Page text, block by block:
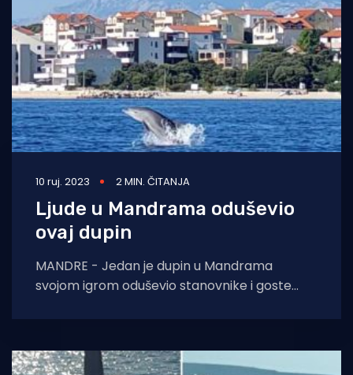
10 ruj. 2023 2 MIN. ČITANJA
Ljude u Mandrama oduševio
ovaj dupin
MANDRE - Jedan je dupin u Mandrama
svojom igrom oduševio stanovnike i goste